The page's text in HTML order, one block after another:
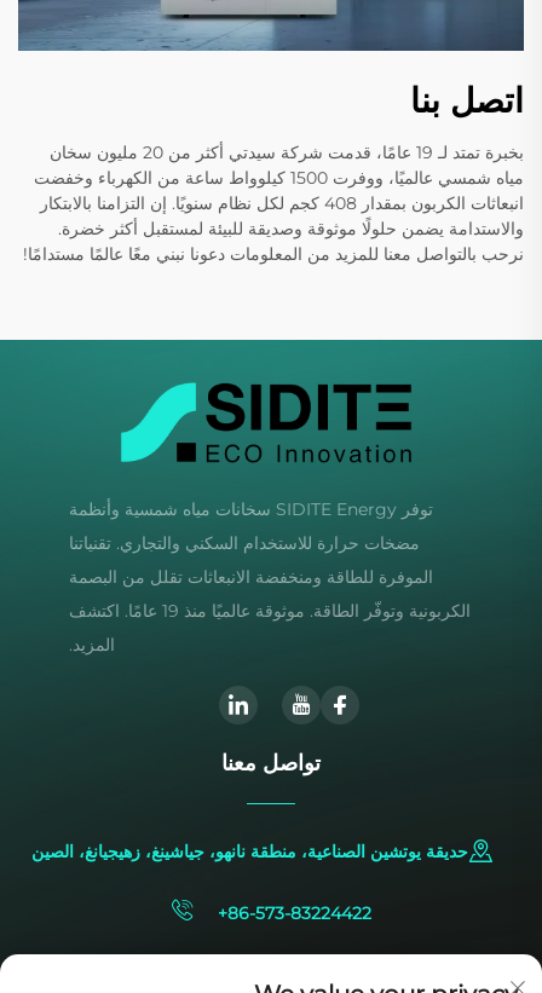
اتصل بنا
بخبرة تمتد لـ 19 عامًا، قدمت شركة سيدتي أكثر من 20 مليون سخان
مياه شمسي عالميًا، ووفرت 1500 كيلوواط ساعة من الكهرباء وخفضت
انبعاثات الكربون بمقدار 408 كجم لكل نظام سنويًا. إن التزامنا بالابتكار
والاستدامة يضمن حلولًا موثوقة وصديقة للبيئة لمستقبل أكثر خضرة.
نرحب بالتواصل معنا للمزيد من المعلومات دعونا نبني معًا عالمًا مستدامًا!
توفر SIDITE Energy سخانات مياه شمسية وأنظمة
مضخات حرارة للاستخدام السكني والتجاري. تقنياتنا
الموفرة للطاقة ومنخفضة الانبعاثات تقلل من البصمة
الكربونية وتوفّر الطاقة. موثوقة عالميًا منذ 19 عامًا. اكتشف
المزيد.
تواصل معنا
حديقة يوتشين الصناعية، منطقة نانهو، جياشينغ، زهيجيانغ، الصين
+86-573-83224422